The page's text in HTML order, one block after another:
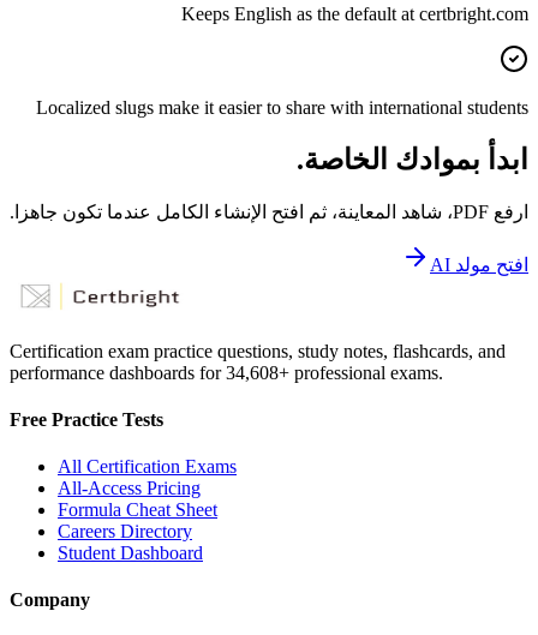
Keeps English as the default at certbright.com
Localized slugs make it easier to share with international students
ابدأ بموادك الخاصة.
ارفع PDF، شاهد المعاينة، ثم افتح الإنشاء الكامل عندما تكون جاهزا.
افتح مولد AI
Certification exam practice questions, study notes, flashcards, and
performance dashboards for34,608+ professional exams.
Free Practice Tests
All Certification Exams
All-Access Pricing
Formula Cheat Sheet
Careers Directory
Student Dashboard
Company